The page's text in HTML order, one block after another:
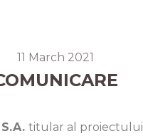
11 March 2021
titular al proiectului